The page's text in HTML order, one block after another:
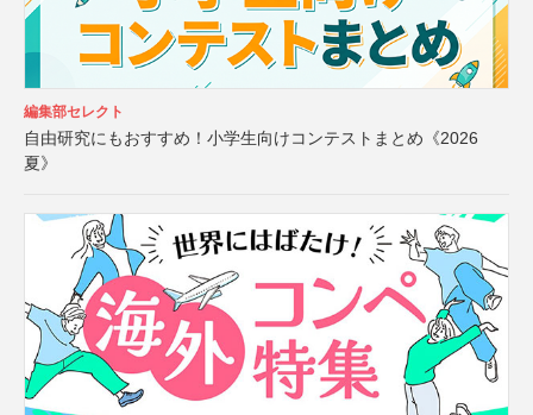
編集部セレクト
自由研究にもおすすめ！小学生向けコンテストまとめ《2026
夏》